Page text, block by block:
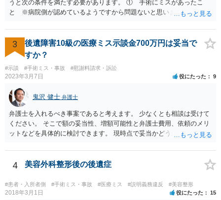
うと次の条件を満たす必要があります。 ① 手術にミスがあったこ
と ※病院側が認めているようですから問題ないと思います。 ② 手
術のミスの「せいで」マスクが外せなくなったこと ④ 仕事を休まな
ければならなくなった「せいで」休業損害が発生したこと ⑤ マスク
を外せなくなった「せいで」経済的に評価できる精神的な損害が発生
したこと 「せいで」と強調した点が，内藤先生のご指摘なさる「相当
因果関係」です。 手術のミスと関係のないことまでは責任追及ができ
ないということです。 手術のミスの結果，手術前と比べて見た目が著
しく悪くなってしまったとか， 手術のミスの結果，入院期間が延びて
しまったとかいう事情があれば， 追加請求が可能な余地があります。
ただし，手術代の返金に応じた際に「これ以上金銭の請求はしませ
ん」という趣旨の合意をしてしまっていると， 上記の請求は，基本的
には困難となります。
3
後遺障害10級の医療ミス示談金700万円は妥当で
すか？
#示談 #手術ミス・事故 #慰謝料請求・訴訟
2023年3月7日 役にたった 9
鬼沢 健士 弁護士
弁護士を入れるべき事案であると考えます。 少なくとも相談は受けて
ください。 そこで額の妥当性、増額可能性と弁護士費用、依頼のメリ
ットなどを具体的に検討できます。 現時点で妥当かどうかを即断する
4 美容外科整形後の後遺症
#患者・入所者側 #手術ミス・事故 #医療ミス #説明義務違反 #美容整形
2018年3月1日 役にたった 15